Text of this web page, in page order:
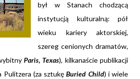
był w Stanach chodzącą
instytucją kulturalną: pół
wieku kariery aktorskiej,
szereg cenionych dramatów,
Paris, Texas), kilkanaście publikacji
Pulitzera (za sztukęBuried Child) i wiele